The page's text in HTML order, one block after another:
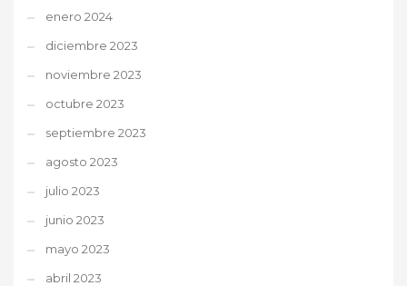
enero 2024
diciembre 2023
noviembre 2023
octubre 2023
septiembre 2023
agosto 2023
julio 2023
junio 2023
mayo 2023
abril 2023